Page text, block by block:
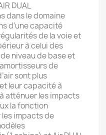
DUAL
dans le domaine
d’une capacité
de la voie et
à celui des
niveau de base et
de
sont plus
leur capacité à
atténuer les impacts
la fonction
impacts de